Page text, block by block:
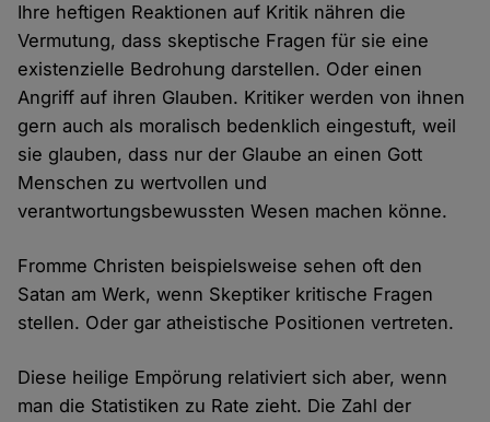
Ihre heftigen Reaktionen auf Kritik nähren die
Vermutung, dass skeptische Fragen für sie eine
existenzielle Bedrohung darstellen. Oder einen
Angriff auf ihren Glauben. Kritiker werden von ihnen
gern auch als moralisch bedenklich eingestuft, weil
sie glauben, dass nur der Glaube an einen Gott
Menschen zu wertvollen und
verantwortungsbewussten Wesen machen könne.
Fromme Christen beispielsweise sehen oft den
Satan am Werk, wenn Skeptiker kritische Fragen
stellen. Oder gar atheistische Positionen vertreten.
Diese heilige Empörung relativiert sich aber, wenn
man die Statistiken zu Rate zieht. Die Zahl der